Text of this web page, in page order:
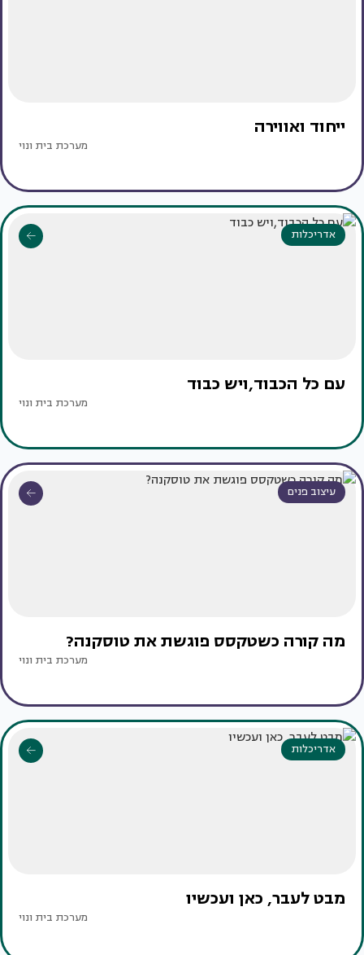
ייחוד ואווירה
מערכת בית ונוי
אדריכלות
עם כל הכבוד,ויש כבוד
מערכת בית ונוי
עיצוב פנים
מה קורה כשטקסס פוגשת את טוסקנה?
מערכת בית ונוי
אדריכלות
מבט לעבר, כאן ועכשיו
מערכת בית ונוי